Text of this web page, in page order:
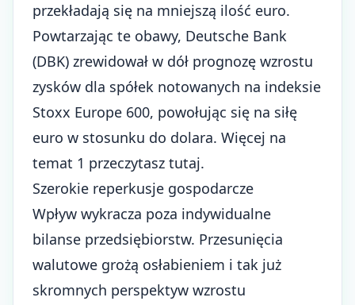
przekładają się na mniejszą ilość euro.
Powtarzając te obawy, Deutsche Bank
(DBK) zrewidował w dół prognozę wzrostu
zysków dla spółek notowanych na indeksie
Stoxx Europe 600, powołując się na siłę
euro w stosunku do dolara. Więcej na
temat 1 przeczytasz tutaj.
Szerokie reperkusje gospodarcze
Wpływ wykracza poza indywidualne
bilanse przedsiębiorstw. Przesunięcia
walutowe grożą osłabieniem i tak już
skromnych perspektyw wzrostu